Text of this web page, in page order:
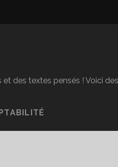
et des textes pensés ! Voici